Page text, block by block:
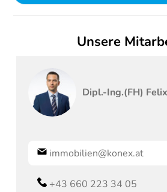
Unsere
Dipl.-Ing.(FH) Felix
immobilien@konex.at
+43 660 223 34 05